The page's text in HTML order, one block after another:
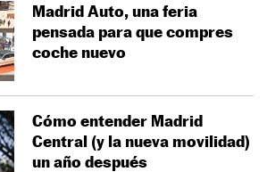
Madrid Auto, una feria
pensada para que compres
coche nuevo
Cómo entender Madrid
Central (y la nueva movilidad)
un año después